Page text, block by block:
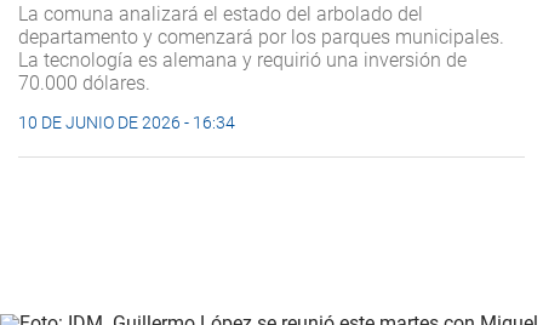
La comuna analizará el estado del arbolado del
departamento y comenzará por los parques municipales.
La tecnología es alemana y requirió una inversión de
70.000 dólares.
10 DE JUNIO DE 2026 - 16:34